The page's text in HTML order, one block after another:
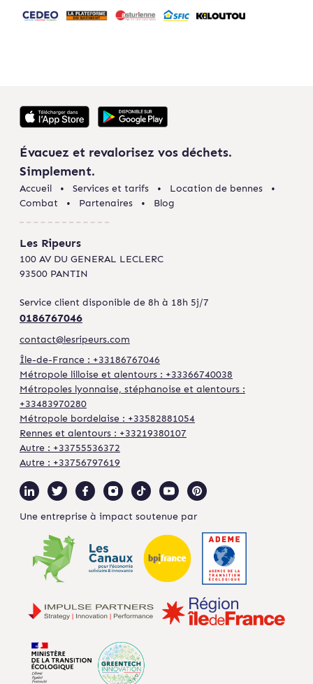
Évacuez et revalorisez vos déchets.
Simplement.
Accueil Services et tarifs
Location de bennes
Combat
Partenaires Blog
Les Ripeurs
100 AV DU GENERAL LECLERC
93500 PANTIN
Service client disponible de 8h à 18h 5j/7
0186767046
contact@lesripeurs.com
Île-de-France : +33186767046
Métropole lilloise et alentours : +33366740038
Métropoles lyonnaise, stéphanoise et alentours :
+33483970280
Métropole bordelaise : +33582881054
Rennes et alentours : +33219380107
Autre : +33755536372
Autre : +33756797619
Une entreprise à impact soutenue par